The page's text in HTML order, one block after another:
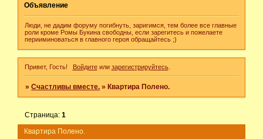
Объявление
Люди, не дадим форуму погибнуть, заригимся, тем более все главные
роли кроме Ромы Букина свободны, если зарегитесь и пожелаете
перииминоваться в главного героя обращайтесь ;)
Привет, Гость! Войдитеили зарегистрируйтесь.
»Счастливы вместе. » Квартира Полено.
Квартира Полено.
Страница:1